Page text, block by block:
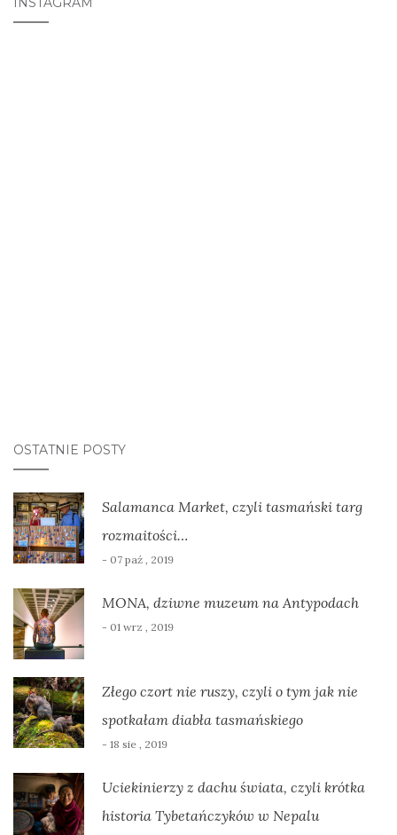
OSTATNIE POSTY
Salamanca Market, czyli tasmański targ
rozmaitości…
- 07 paź , 2019
MONA, dziwne muzeum na Antypodach
- 01 wrz , 2019
Złego czort nie ruszy, czyli o tym jak nie
spotkałam diabła tasmańskiego
- 18 sie , 2019
Uciekinierzy z dachu świata, czyli krótka
historia Tybetańczyków w Nepalu